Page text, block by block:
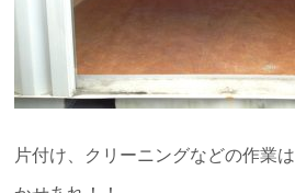
片付け、クリーニングなどの作業は